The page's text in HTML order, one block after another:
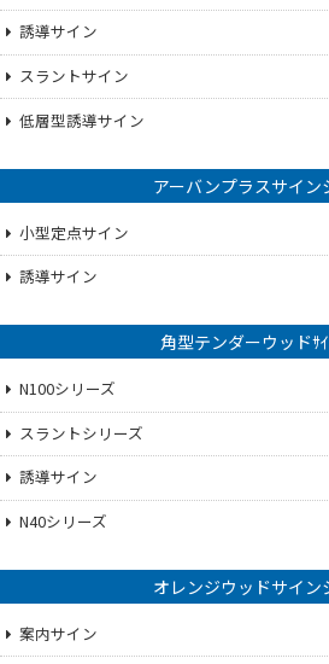
誘導サイン
スラントサイン
低層型誘導サイン
アーバンプラスサイン
小型定点サイン
誘導サイン
角型テンダーウッドｻｲ
N100シリーズ
スラントシリーズ
誘導サイン
N40シリーズ
オレンジウッドサイン
案内サイン